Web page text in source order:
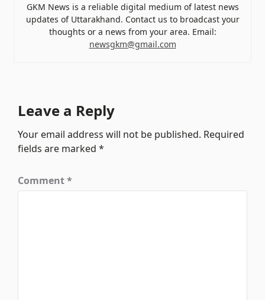
GKM News is a reliable digital medium of latest news
updates of Uttarakhand. Contact us to broadcast your
thoughts or a news from your area. Email:
newsgkm@gmail.com
Leave a Reply
Your email address will not be published. Required
fields are marked*
Comment*